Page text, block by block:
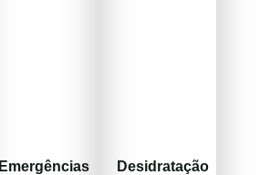
Emergências
Desidratação